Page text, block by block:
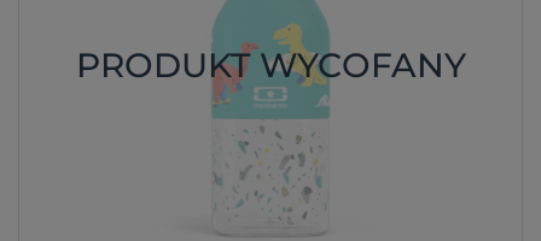
PRODUKT WYCOFANY